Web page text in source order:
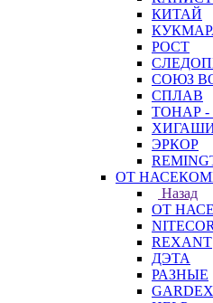
КИТАЙ
РОСТ
СОЮЗ
СПЛАВ
ТОНАР -
ЭРКОР
ОТ
Назад
ОТ
REXANT
ДЭТА
РАЗНЫЕ